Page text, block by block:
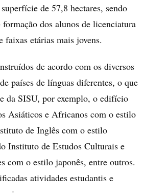
de 57,8 hectares, sendo
dos alunos de licenciatura
faixas etárias mais jovens.
de acordo com os diversos
países de línguas diferentes, o que
da SISU, por exemplo, o edifício
Asiáticos e Africanos com o estilo
de Inglês com o estilo
Instituto de Estudos Culturais e
com o estilo japonês, entre outros.
atividades estudantis e